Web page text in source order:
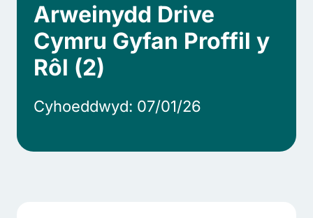
Arweinydd Drive
Cymru Gyfan Proffil y
Rôl (2)
Cyhoeddwyd: 07/01/26